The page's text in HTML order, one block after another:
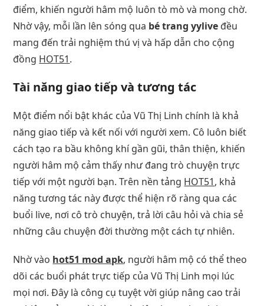
điểm, khiến người hâm mộ luôn tò mò và mong chờ.
Nhờ vậy, mỗi lần lên sóng qua bé trang yylive đều
mang đến trải nghiệm thú vị và hấp dẫn cho cộng
đồng HOT51.
Tài năng giao tiếp và tương tác
Một điểm nổi bật khác của Vũ Thị Linh chính là khả
năng giao tiếp và kết nối với người xem. Cô luôn biết
cách tạo ra bầu không khí gần gũi, thân thiện, khiến
người hâm mộ cảm thấy như đang trò chuyện trực
tiếp với một người bạn. Trên nền tảng HOT51, khả
năng tương tác này được thể hiện rõ ràng qua các
buổi live, nơi cô trò chuyện, trả lời câu hỏi và chia sẻ
những câu chuyện đời thường một cách tự nhiên.
Nhờ vào hot51 mod apk, người hâm mộ có thể theo
dõi các buổi phát trực tiếp của Vũ Thị Linh mọi lúc
mọi nơi. Đây là công cụ tuyệt vời giúp nâng cao trải